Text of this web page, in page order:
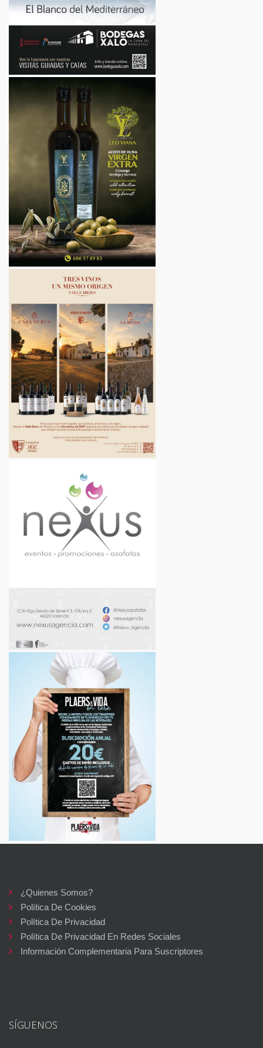
¿Quienes Somos?
Política De Cookies
Política De Privacidad
Política De Privacidad En Redes Sociales
Información Complementaria Para Suscriptores
SÍGUENOS